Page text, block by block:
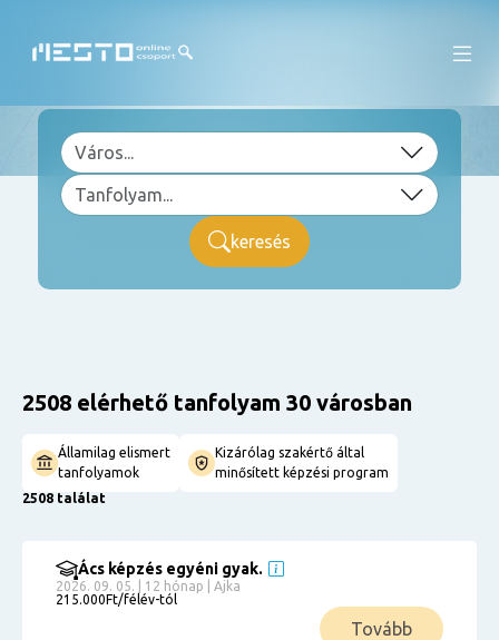
keresés
2508 elérhető tanfolyam 30 városban
Államilag elismert
tanfolyamok
Kizárólag szakértő által
minősített képzési program
2508 találat
Ács képzés egyéni gyak.
2026. 09. 05. | 12 hónap | Ajka
215.000Ft/félév-tól
Tovább